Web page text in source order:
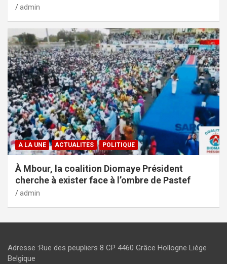
admin
A LA UNE ACTUALITES POLITIQUE
À Mbour, la coalition Diomaye Président
cherche à exister face à l’ombre de Pastef
admin
Adresse :Rue des peupliers 8 CP 4460 Grâce Hollogne Liège
Belgique